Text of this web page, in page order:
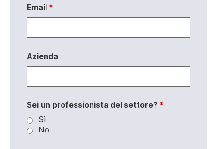
Email *
Azienda
Sei un professionista del settore? *
Sì
No